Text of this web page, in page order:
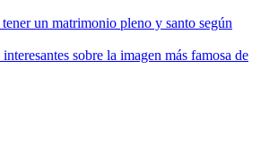
un matrimonio pleno y santo según
interesantes sobre la imagen más famosa de